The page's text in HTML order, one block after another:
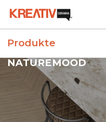
Search
for:
NATUREMOOD
Produkte